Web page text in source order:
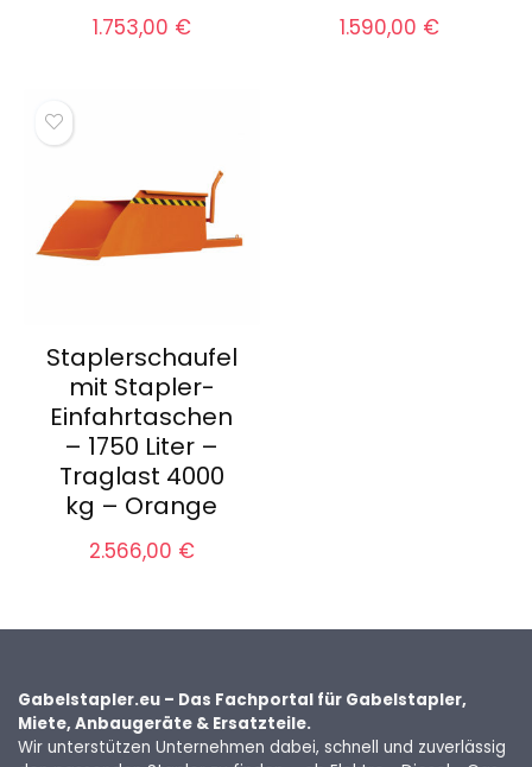
1.753,00 € 1.590,00 €
Staplerschaufel
mit Stapler-
Einfahrtaschen
– 1750 Liter –
Traglast 4000
kg – Orange
2.566,00 €
Gabelstapler.eu – Das Fachportal für Gabelstapler,
Miete, Anbaugeräte & Ersatzteile.
Wir unterstützen Unternehmen dabei, schnell und zuverlässig